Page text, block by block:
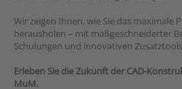
Wir zeigen Ihnen, wie Sie das maximale
herausholen – mit maßgeschneiderter
Schulungen und innovativen
Erleben Sie die Zukunft der CAD-
MuM.